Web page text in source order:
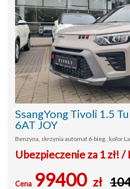
SsangYong Tivoli 1.5
6AT JOY
Benzyna, skrzynia automat 6-bieg., kolor
Ubezpieczenie za 1 zł!
Cena 99400 zł